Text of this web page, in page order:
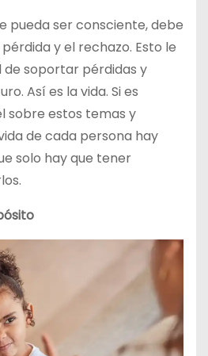
pueda ser consciente, debe
y el rechazo. Esto le
soportar pérdidas y
Así es la vida. Si es
sobre estos temas y
de cada persona hay
solo hay que tener